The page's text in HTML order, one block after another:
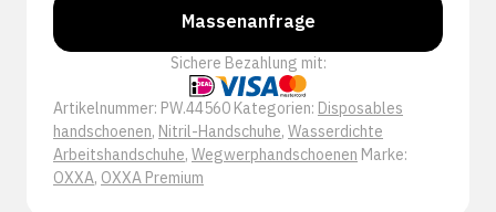
handschoen
Menge
Massenanfrage
Sichere Bezahlung mit:
Artikelnummer: PW.44560 Kategorien: Disposables
handschoenen, Nitril-Handschuhe, Wasserdichte
Arbeitshandschuhe, Wegwerphandschoenen Marke:
OXXA, OXXA Premium